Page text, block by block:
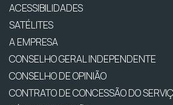
ACESSIBILIDADES
SATÉLITES
A EMPRESA
CONSELHO GERAL INDEPENDENTE
CONSELHO DE OPINIÃO
CONTRATO DE CONCESSÃO DO